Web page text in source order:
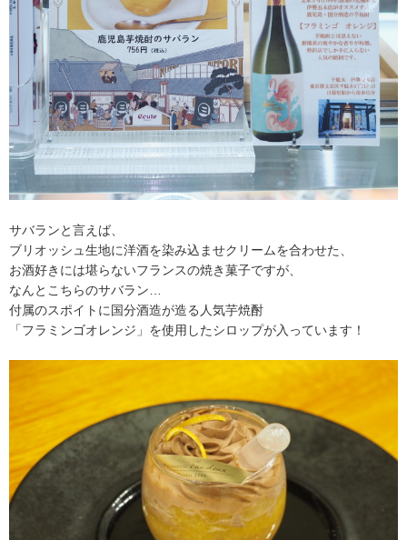
サバランと言えば、
ブリオッシュ生地に洋酒を染み込ませクリームを合わせた、
お酒好きには堪らないフランスの焼き菓子ですが、
なんとこちらのサバラン…
付属のスポイトに国分酒造が造る人気芋焼酎
「フラミンゴオレンジ」を使用したシロップが入っています！